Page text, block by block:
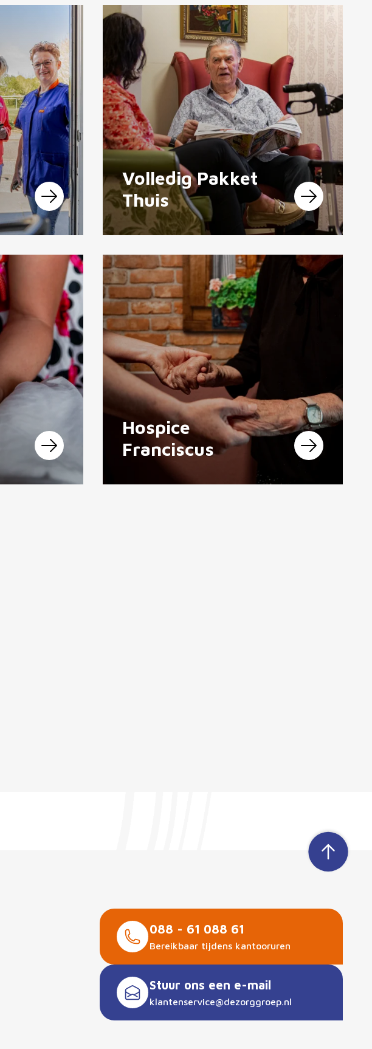
Volledig Pakket
Thuis
Hospice
Franciscus
088 - 61 088 61
Bereikbaar tijdens kantooruren
Stuur ons een e-mail
klantenservice@dezorggroep.nl